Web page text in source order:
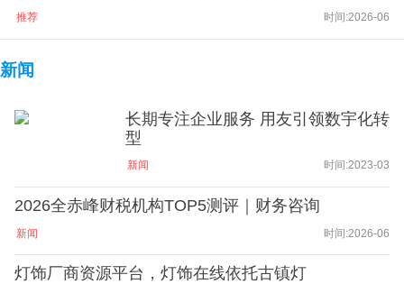
推荐 时间:2026-06
新闻
长期专注企业服务 用友引领数宇化转
型
新闻 时间:2023-03
2026全赤峰财税机构TOP5测评｜财务咨询
新闻 时间:2026-06
灯饰厂商资源平台，灯饰在线依托古镇灯